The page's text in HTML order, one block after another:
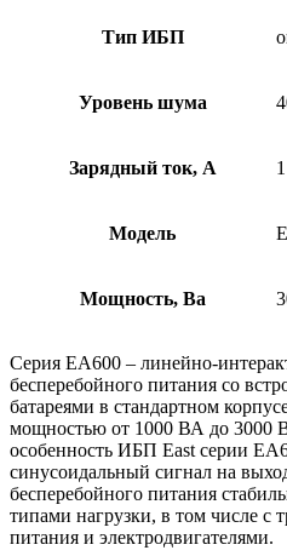
Тип ИБП
Уровень шума
Зарядный ток, А 1
Модель
Мощность, Ва
Серия EA600 – линейно-
бесперебойного питания со
батареями в стандартном
мощностью от 1000 ВА до 3000
особенность ИБП East серии
синусоидальный сигнал на
бесперебойного питания
типами нагрузки, в том числе с
питания и электродвигателями.